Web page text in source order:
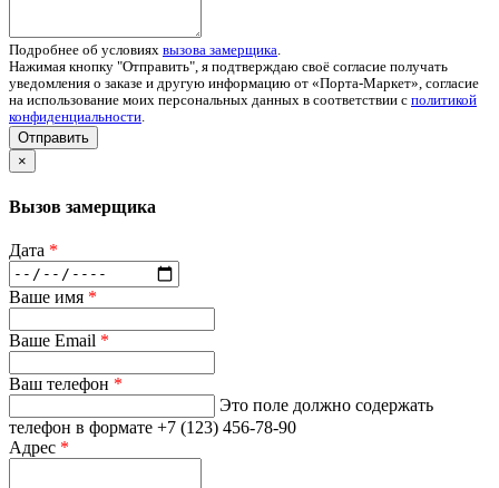
Подробнее об условиях вызова замерщика.
Нажимая кнопку "Отправить", я подтверждаю своё согласие получать
уведомления о заказе и другую информацию от «Порта-Маркет», согласие
на использование моих персональных данных в соответствии с политикой
конфиденциальности.
Отправить
×
Вызов замерщика
Дата *
Ваше имя *
Ваше Email *
Ваш телефон *
Это поле должно содержать
телефон в формате +7 (123) 456-78-90
Адрес *